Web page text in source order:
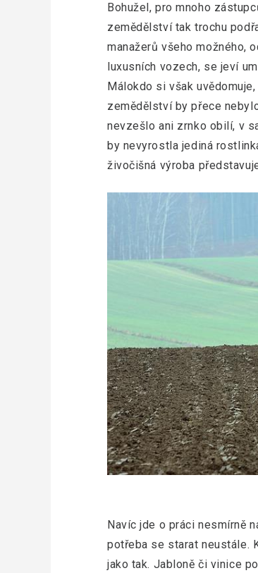
Bohužel, pro mnoho
zemědělství tak trochu
manažerů všeho možného,
luxusních vozech, se jeví
Málokdo si však
zemědělství by přece
nevzešlo ani zrnko obilí, v
by nevyrostla jediná
živočišná výroba
Navíc jde o práci nesmírně
potřeba se starat neustále.
jako tak. Jabloně či vinice